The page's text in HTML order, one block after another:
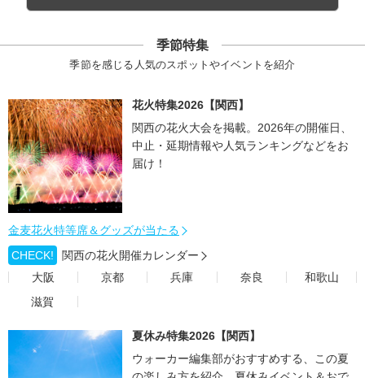
季節特集
季節を感じる人気のスポットやイベントを紹介
花火特集2026【関西】
関西の花火大会を掲載。2026年の開催日、
中止・延期情報や人気ランキングなどをお
届け！
金麦花火特等席＆グッズが当たる
CHECK!
関西の花火開催カレンダー
大阪
京都 兵庫 奈良
和歌山
滋賀
夏休み特集2026【関西】
ウォーカー編集部がおすすめする、この夏